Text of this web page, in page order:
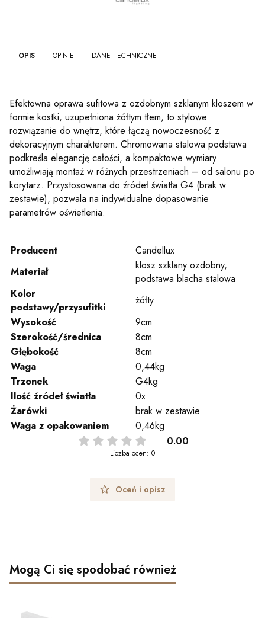
OPIS OPINIE DANE TECHNICZNE
Efektowna oprawa sufitowa z ozdobnym szklanym kloszem w
formie kostki, uzupełniona żółtym tłem, to stylowe
rozwiązanie do wnętrz, które łączą nowoczesność z
dekoracyjnym charakterem. Chromowana stalowa podstawa
podkreśla elegancję całości, a kompaktowe wymiary
umożliwiają montaż w różnych przestrzeniach – od salonu po
korytarz. Przystosowana do źródeł światła G4 (brak w
zestawie), pozwala na indywidualne dopasowanie
parametrów oświetlenia.
Producent
Candellux
Materiał
klosz szklany ozdobny,
podstawa blacha stalowa
Kolor
podstawy/przysufitki
żółty
Wysokość
9cm
Szerokość/średnica
8cm
Głębokość
8cm
Waga
0,44kg
Trzonek
G4kg
Ilość źródeł światła
0x
Żarówki
brak w zestawie
Waga z opakowaniem
0,46kg
0.00
Liczba ocen: 0
Oceń i opisz
Mogą Ci się spodobać również